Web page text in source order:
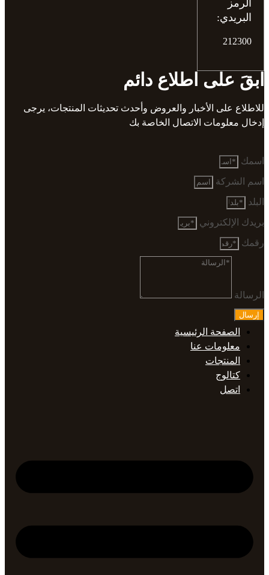
الرمز
البريدي:
212300
ابقَ على اطلاع دائم
للاطلاع على الأخبار والعروض وأحدث تحديثات المنتجات، يرجى
إدخال معلومات الاتصال الخاصة بك
اسمك
اسم الشركة
البلد
بريدك الإلكتروني
رقمك
الرسالة
إرسال
الصفحة الرئيسية
معلومات عنا
المنتجات
كتالوج
اتصل